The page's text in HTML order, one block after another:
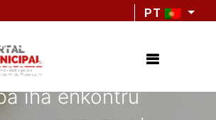
PT
Prezidente
Munisípiu, Sr.
C.S de G. Soares,
iha enkontru